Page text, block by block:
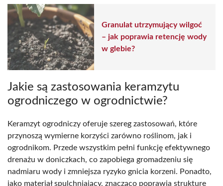
Granulat utrzymujący wilgoć
– jak poprawia retencję wody
w glebie?
Jakie są zastosowania keramzytu
ogrodniczego w ogrodnictwie?
Keramzyt ogrodniczy oferuje szereg zastosowań, które
przynoszą wymierne korzyści zarówno roślinom, jak i
ogrodnikom. Przede wszystkim pełni funkcję efektywnego
drenażu w doniczkach, co zapobiega gromadzeniu się
nadmiaru wody i zmniejsza ryzyko gnicia korzeni. Ponadto,
jako materiał spulchniający, znacząco poprawia strukturę